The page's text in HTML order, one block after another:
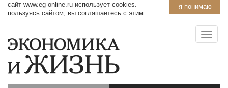
я понимаю
сайт www.eg-online.ru использует cookies.
пользуясь сайтом, вы соглашаетесь с этим.